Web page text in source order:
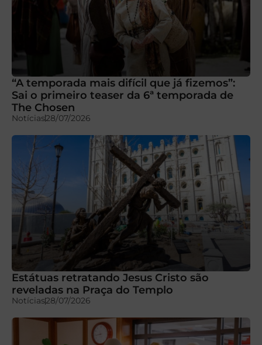
“A temporada mais difícil que já fizemos”:
Sai o primeiro teaser da 6ª temporada de
The Chosen
Notícias28/07/2026
Estátuas retratando Jesus Cristo são
reveladas na Praça do Templo
Notícias28/07/2026